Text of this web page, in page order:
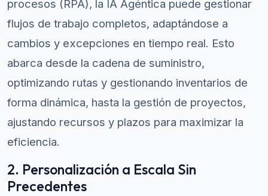
procesos (RPA), la IA Agéntica puede gestionar
flujos de trabajo completos, adaptándose a
cambios y excepciones en tiempo real. Esto
abarca desde la cadena de suministro,
optimizando rutas y gestionando inventarios de
forma dinámica, hasta la gestión de proyectos,
ajustando recursos y plazos para maximizar la
eficiencia.
2. Personalización a Escala Sin
Precedentes